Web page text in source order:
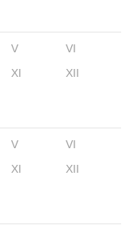
V
VI
XI XII
V
VI
XI XII